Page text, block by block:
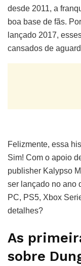
desde 2011, a
boa base de fãs.
lançado 2017,
cansados de
Felizmente, essa
Sim! Com o apoio
publisher Kalypso
ser lançado no ano
PC, PS5, Xbox
detalhes?
As
sobre